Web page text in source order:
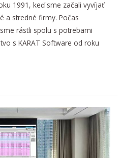
1991, keď sme začali vyvíjať
a stredné firmy. Počas
rástli spolu s potrebami
s KARAT Software od roku